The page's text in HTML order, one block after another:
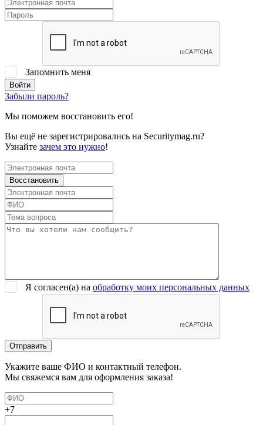
Запомнить меня
Забыли пароль?
Мы поможем восстановить его!
Вы ещё не зарегистрировались на Securitymag.ru?
Узнайте зачем это нужно!
Я согласен(a) на обработку моих персональных данных
Укажите ваше ФИО и контактный телефон.
Мы свяжемся вам для оформления заказа!
+7